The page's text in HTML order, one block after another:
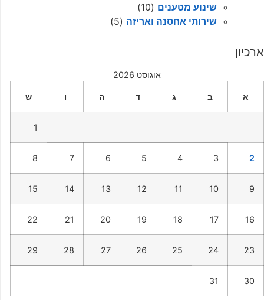
שינוע מטענים (10)
שירותי אחסנה ואריזה (5)
ארכיון
אוגוסט 2026
א ב ג ד ה ו ש
1
2
3
4
5
6
7
8
9
10
11
12
13
14
15
16
17
18
19
20
21
22
23
24
25
26
27
28
29
30
31